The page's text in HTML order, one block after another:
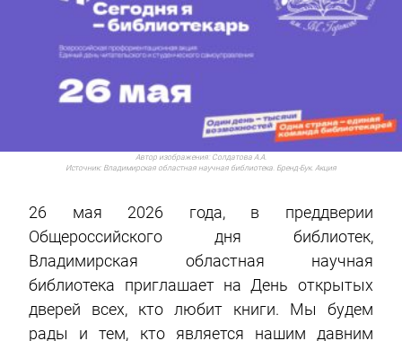
Автор изображения: Солдатова А.А.
Источник: Владимирская областная научная библиотека. Бренд-Бук. Акция
26 мая 2026 года, в преддверии
Общероссийского дня библиотек,
Владимирская областная научная
библиотека приглашает на День открытых
дверей всех, кто любит книги. Мы будем
рады и тем, кто является нашим давним